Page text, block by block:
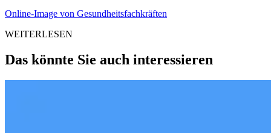
Online-Image von Gesundheitsfachkräften
WEITERLESEN
Das könnte Sie auch interessieren